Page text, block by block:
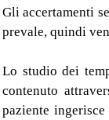
Gli accertamenti
prevale, quindi
Lo studio dei
contenuto
paziente